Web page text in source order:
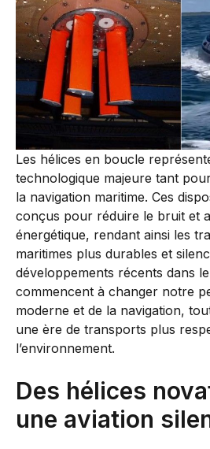
Les hélices en boucle
technologique majeure tant
la navigation maritime. Ces
conçus pour réduire le bruit et
énergétique, rendant ainsi les
maritimes plus durables et
développements récents dans
commencent à changer notre
moderne et de la navigation,
une ère de transports plus
l’environnement.
Des hélices
une aviation